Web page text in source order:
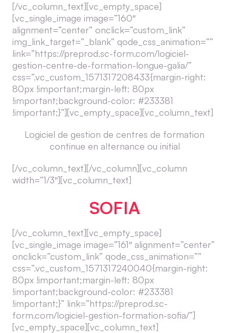
[/vc_column_text][vc_empty_space]
[vc_single_image image=”160″
alignment=”center” onclick=”custom_link”
img_link_target=”_blank” qode_css_animation=””
link=”https://preprod.sc-form.com/logiciel-
gestion-centre-de-formation-longue-galia/”
css=”.vc_custom_1571317208433{margin-right:
80px !important;margin-left: 80px
!important;background-color: #233381
!important;}”][vc_empty_space][vc_column_text]
Logiciel de gestion de centres de formation
continue en alternance ou initial
[/vc_column_text][/vc_column][vc_column
width=”1/3″][vc_column_text]
SOFIA
[/vc_column_text][vc_empty_space]
[vc_single_image image=”161″ alignment=”center”
onclick=”custom_link” qode_css_animation=””
css=”.vc_custom_1571317240040{margin-right:
80px !important;margin-left: 80px
!important;background-color: #233381
!important;}” link=”https://preprod.sc-
form.com/logiciel-gestion-formation-sofia/”]
[vc_empty_space][vc_column_text]